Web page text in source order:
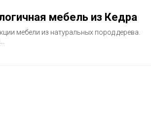
мебель из Кедра
мебели из натуральных пород дерева.